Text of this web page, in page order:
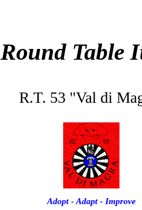
Round Table
R.T. 53 "Val di
Adopt - Adapt - Improve